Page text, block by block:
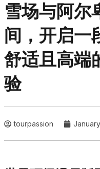
雪场与阿尔
间，开启一
舒适且高端
验
tourpassion